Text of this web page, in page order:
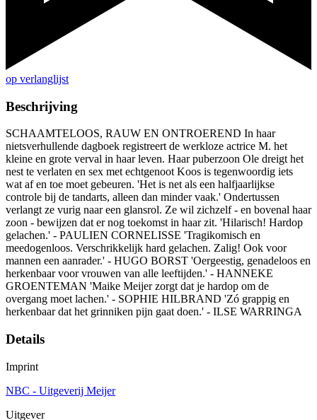
op verlanglijst
Beschrijving
SCHAAMTELOOS, RAUW EN ONTROEREND In haar
nietsverhullende dagboek registreert de werkloze actrice M. het
kleine en grote verval in haar leven. Haar puberzoon Ole dreigt het
nest te verlaten en sex met echtgenoot Koos is tegenwoordig iets
wat af en toe moet gebeuren. 'Het is net als een halfjaarlijkse
controle bij de tandarts, alleen dan minder vaak.' Ondertussen
verlangt ze vurig naar een glansrol. Ze wil zichzelf - en bovenal haar
zoon - bewijzen dat er nog toekomst in haar zit. 'Hilarisch! Hardop
gelachen.' - PAULIEN CORNELISSE 'Tragikomisch en
meedogenloos. Verschrikkelijk hard gelachen. Zalig! Ook voor
mannen een aanrader.' - HUGO BORST 'Oergeestig, genadeloos en
herkenbaar voor vrouwen van alle leeftijden.' - HANNEKE
GROENTEMAN 'Maike Meijer zorgt dat je hardop om de
overgang moet lachen.' - SOPHIE HILBRAND 'Zó grappig en
herkenbaar dat het grinniken pijn gaat doen.' - ILSE WARRINGA
Details
Imprint
NBC - Uitgeverij Meijer
Uitgever